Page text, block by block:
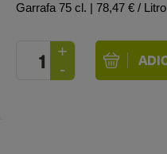
Garrafa 75 cl. | 78,47 € / Litro